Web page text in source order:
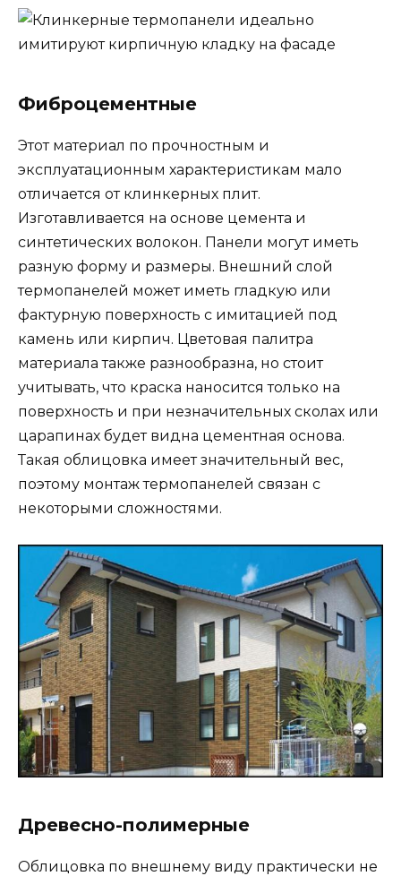
Фиброцементные
Этот материал по прочностным и
эксплуатационным характеристикам мало
отличается от клинкерных плит.
Изготавливается на основе цемента и
синтетических волокон. Панели могут иметь
разную форму и размеры. Внешний слой
термопанелей может иметь гладкую или
фактурную поверхность с имитацией под
камень или кирпич. Цветовая палитра
материала также разнообразна, но стоит
учитывать, что краска наносится только на
поверхность и при незначительных сколах или
царапинах будет видна цементная основа.
Такая облицовка имеет значительный вес,
поэтому монтаж термопанелей связан с
некоторыми сложностями.
Древесно-полимерные
Облицовка по внешнему виду практически не